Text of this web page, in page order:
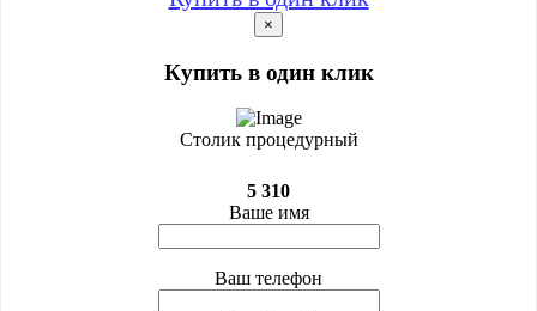
×
Купить в один клик
Столик процедурный
5 310
Ваше имя
Ваш телефон